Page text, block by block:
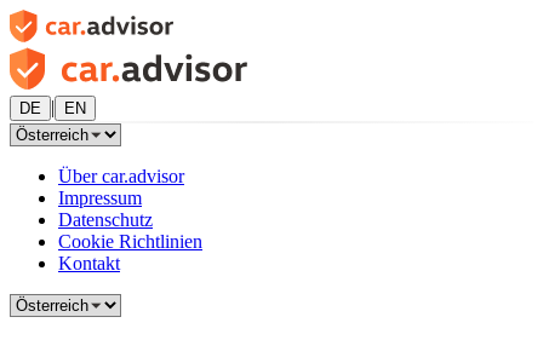
DE | EN
Über car.advisor
Impressum
Datenschutz
Cookie Richtlinien
Kontakt